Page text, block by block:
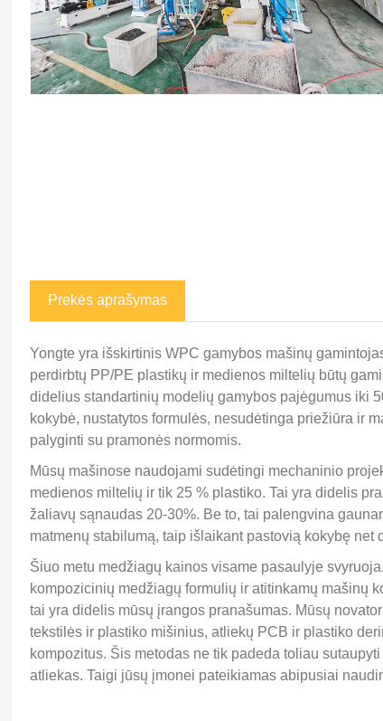
Prekės aprašymas
Yongte yra išskirtinis WPC gamybos mašinų
perdirbtų PP/PE plastikų ir medienos miltelių būtų
didelius standartinių modelių gamybos pajėgumus iki
kokybė, nustatytos formulės, nesudėtinga priežiūra ir
palyginti su pramonės normomis.
Mūsų mašinose naudojami sudėtingi mechaninio
medienos miltelių ir tik 25 % plastiko. Tai yra didelis
žaliavų sąnaudas 20-30%. Be to, tai palengvina
matmenų stabilumą, taip išlaikant pastovią kokybę net
Šiuo metu medžiagų kainos visame pasaulyje
kompozicinių medžiagų formulių ir atitinkamų mašinų
tai yra didelis mūsų įrangos pranašumas. Mūsų
tekstilės ir plastiko mišinius, atliekų PCB ir plastiko
kompozitus. Šis metodas ne tik padeda toliau
atliekas. Taigi jūsų įmonei pateikiamas abipusiai